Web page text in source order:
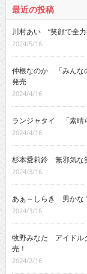
最近の投稿
川村あい “笑顔で全
2024/5/16
仲根なのか 「みんな
発売
2024/4/16
ランジャタイ 「素晴
2024/4/16
杉本愛莉鈴 無邪気な
2024/3/16
あぁ～しらき 男かな
2024/3/16
牧野みなた アイドル
売！
2024/2/16